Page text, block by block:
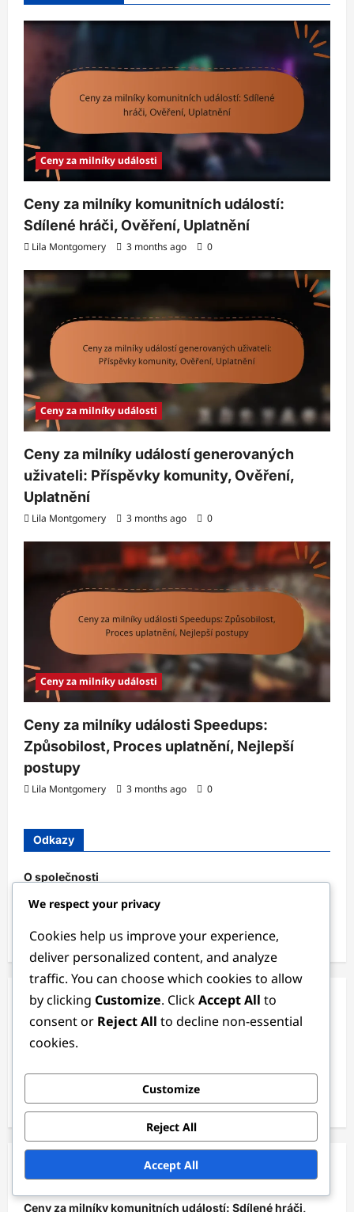
Ceny za milníky události
Ceny za milníky komunitních událostí:
Sdílené hráči, Ověření, Uplatnění
Lila Montgomery 3 months ago 0
Ceny za milníky události
Ceny za milníky událostí generovaných
uživateli: Příspěvky komunity, Ověření,
Uplatnění
Lila Montgomery 3 months ago 0
Ceny za milníky události
Ceny za milníky události Speedups:
Způsobilost, Proces uplatnění, Nejlepší
postupy
Lila Montgomery 3 months ago 0
Odkazy
O společnosti
Veškerý obsah
Kontaktujte nás
Kategorie
Bonus za dobíjení
Ceny za milníky události
Dárkové kódy
Nejnovější příspěvky
Ceny za milníky komunitních událostí: Sdílené hráči,
We respect your privacy
Cookies help us improve your experience,
deliver personalized content, and analyze
traffic. You can choose which cookies to allow
by clicking Customize. ClickAccept All to
consent or Reject All to decline non-essential
cookies.
Customize
Reject All
Accept All